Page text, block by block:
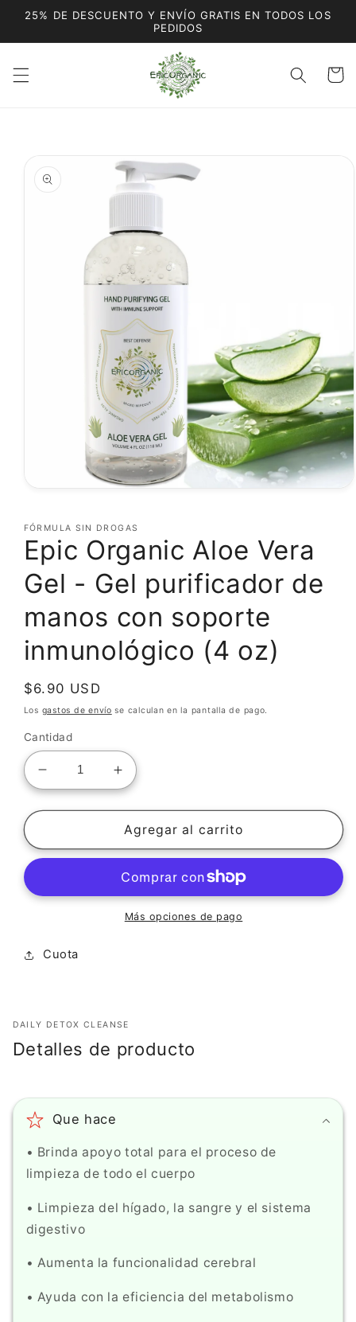
directamente
25% DE DESCUENTO Y ENVÍO GRATIS EN TODOS LOS
PEDIDOS
Carrito
información
1
en
una
ventana
modal
FÓRMULA SIN DROGAS
Epic Organic Aloe Vera
Gel - Gel purificador de
manos con soporte
inmunológico (4 oz)
Precio
habitual
$6.90 USD
Los gastos de envío se calculan en la pantalla de pago.
Cantidad
Reducir
cantidad
para
Organic
Aloe
Gel
purificador
soporte
inmunológico
(4
Aumentar
cantidad
para
Epic
Organic
Vera
Gel
soporte
inmunológico
(4
Agregar al carrito
Más opciones de pago
Cuota
DAILY DETOX CLEANSE
Detalles de producto
Que hace
• Brinda apoyo total para el proceso de
limpieza de todo el cuerpo
• Limpieza del hígado, la sangre y el sistema
digestivo
• Aumenta la funcionalidad cerebral
• Ayuda con la eficiencia del metabolismo